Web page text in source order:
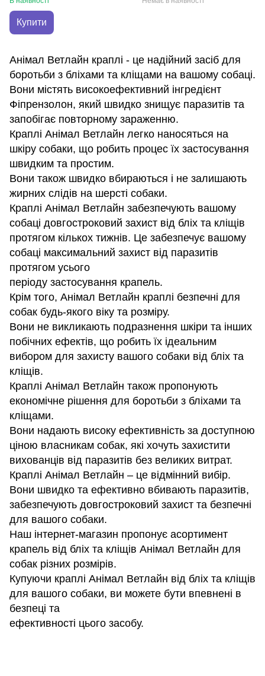
Анімал Ветлайн краплі - це надійний засіб для
боротьби з бліхами та кліщами на вашому собаці.
Вони містять високоефективний інгредієнт
Фіпрензолон, який швидко знищує паразитів та
запобігає повторному зараженню.
Краплі Анімал Ветлайн легко наносяться на
шкіру собаки, що робить процес їх застосування
швидким та простим.
Вони також швидко вбираються і не залишають
жирних слідів на шерсті собаки.
Краплі Анімал Ветлайн забезпечують вашому
собаці довгостроковий захист від бліх та кліщів
протягом кількох тижнів. Це забезпечує вашому
собаці максимальний захист від паразитів
протягом усього
періоду застосування крапель.
Крім того, Анімал Ветлайн краплі безпечні для
собак будь-якого віку та розміру.
Вони не викликають подразнення шкіри та інших
побічних ефектів, що робить їх ідеальним
вибором для захисту вашого собаки від бліх та
кліщів.
Краплі Анімал Ветлайн також пропонують
економічне рішення для боротьби з бліхами та
кліщами.
Вони надають високу ефективність за доступною
ціною власникам собак, які хочуть захистити
вихованців від паразитів без великих витрат.
Краплі Анімал Ветлайн – це відмінний вибір.
Вони швидко та ефективно вбивають паразитів,
забезпечують довгостроковий захист та безпечні
для вашого собаки.
Наш інтернет-магазин пропонує асортимент
крапель від бліх та кліщів Анімал Ветлайн для
собак різних розмірів.
Купуючи краплі Анімал Ветлайн від бліх та кліщів
для вашого собаки, ви можете бути впевнені в
безпеці та
ефективності цього засобу.
Купити